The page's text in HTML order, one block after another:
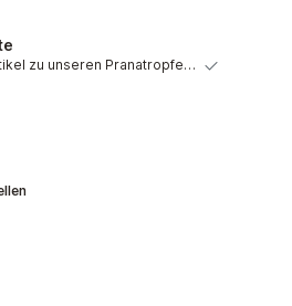
Zubehörartikel zu unseren Pranatropfen. Wunderschöne Kett…